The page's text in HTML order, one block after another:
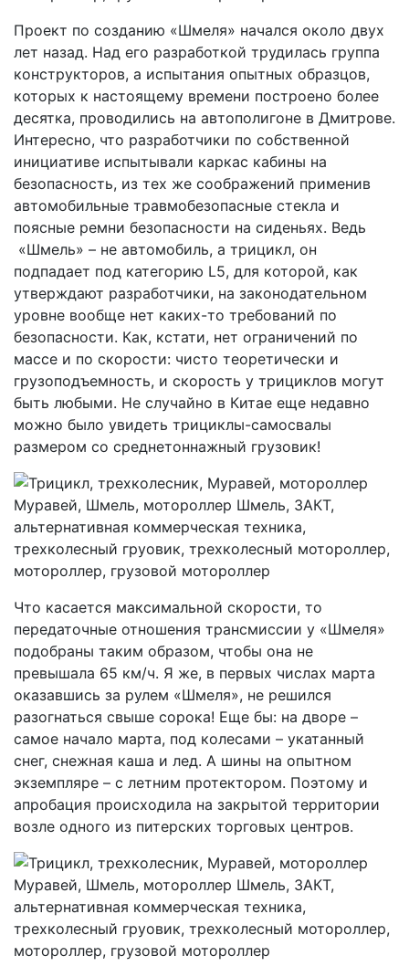
Проект по созданию «Шмеля» начался около двух
лет назад. Над его разработкой трудилась группа
конструкторов, а испытания опытных образцов,
которых к настоящему времени построено более
десятка, проводились на автополигоне в Дмитрове.
Интересно, что разработчики по собственной
инициативе испытывали каркас кабины на
безопасность, из тех же соображений применив
автомобильные травмобезопасные стекла и
поясные ремни безопасности на сиденьях. Ведь
«Шмель» – не автомобиль, а трицикл, он
подпадает под категорию L5, для которой, как
утверждают разработчики, на законодательном
уровне вообще нет каких-то требований по
безопасности. Как, кстати, нет ограничений по
массе и по скорости: чисто теоретически и
грузоподъемность, и скорость у трициклов могут
быть любыми. Не случайно в Китае еще недавно
можно было увидеть трициклы-самосвалы
размером со среднетоннажный грузовик!
Что касается максимальной скорости, то
передаточные отношения трансмиссии у «Шмеля»
подобраны таким образом, чтобы она не
превышала 65 км/ч. Я же, в первых числах марта
оказавшись за рулем «Шмеля», не решился
разогнаться свыше сорока! Еще бы: на дворе –
самое начало марта, под колесами – укатанный
снег, снежная каша и лед. А шины на опытном
экземпляре – с летним протектором. Поэтому и
апробация происходила на закрытой территории
возле одного из питерских торговых центров.